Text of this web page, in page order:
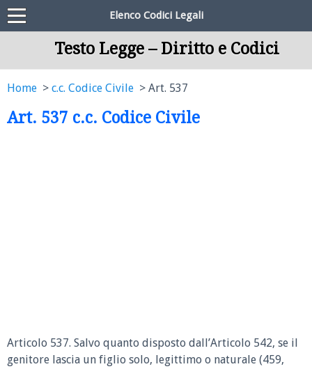
Elenco Codici Legali
Testo Legge – Diritto e Codici
Home c.c. Codice Civile Art. 537
Art. 537 c.c. Codice Civile
Articolo 537. Salvo quanto disposto dall’Articolo 542, se il
genitore lascia un figlio solo, legittimo o naturale (459,